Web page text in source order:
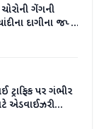
ગેંગની
દાગીના જપ્ત
ટ્રાફિક પર ગંભીર
એડવાઈઝરી